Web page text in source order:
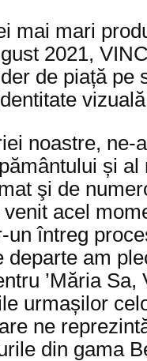
mai mari
2021,
de piață
noastre,
și
şi de
acel
un întreg
departe am
’Măria
urmașilor
ne
din gama